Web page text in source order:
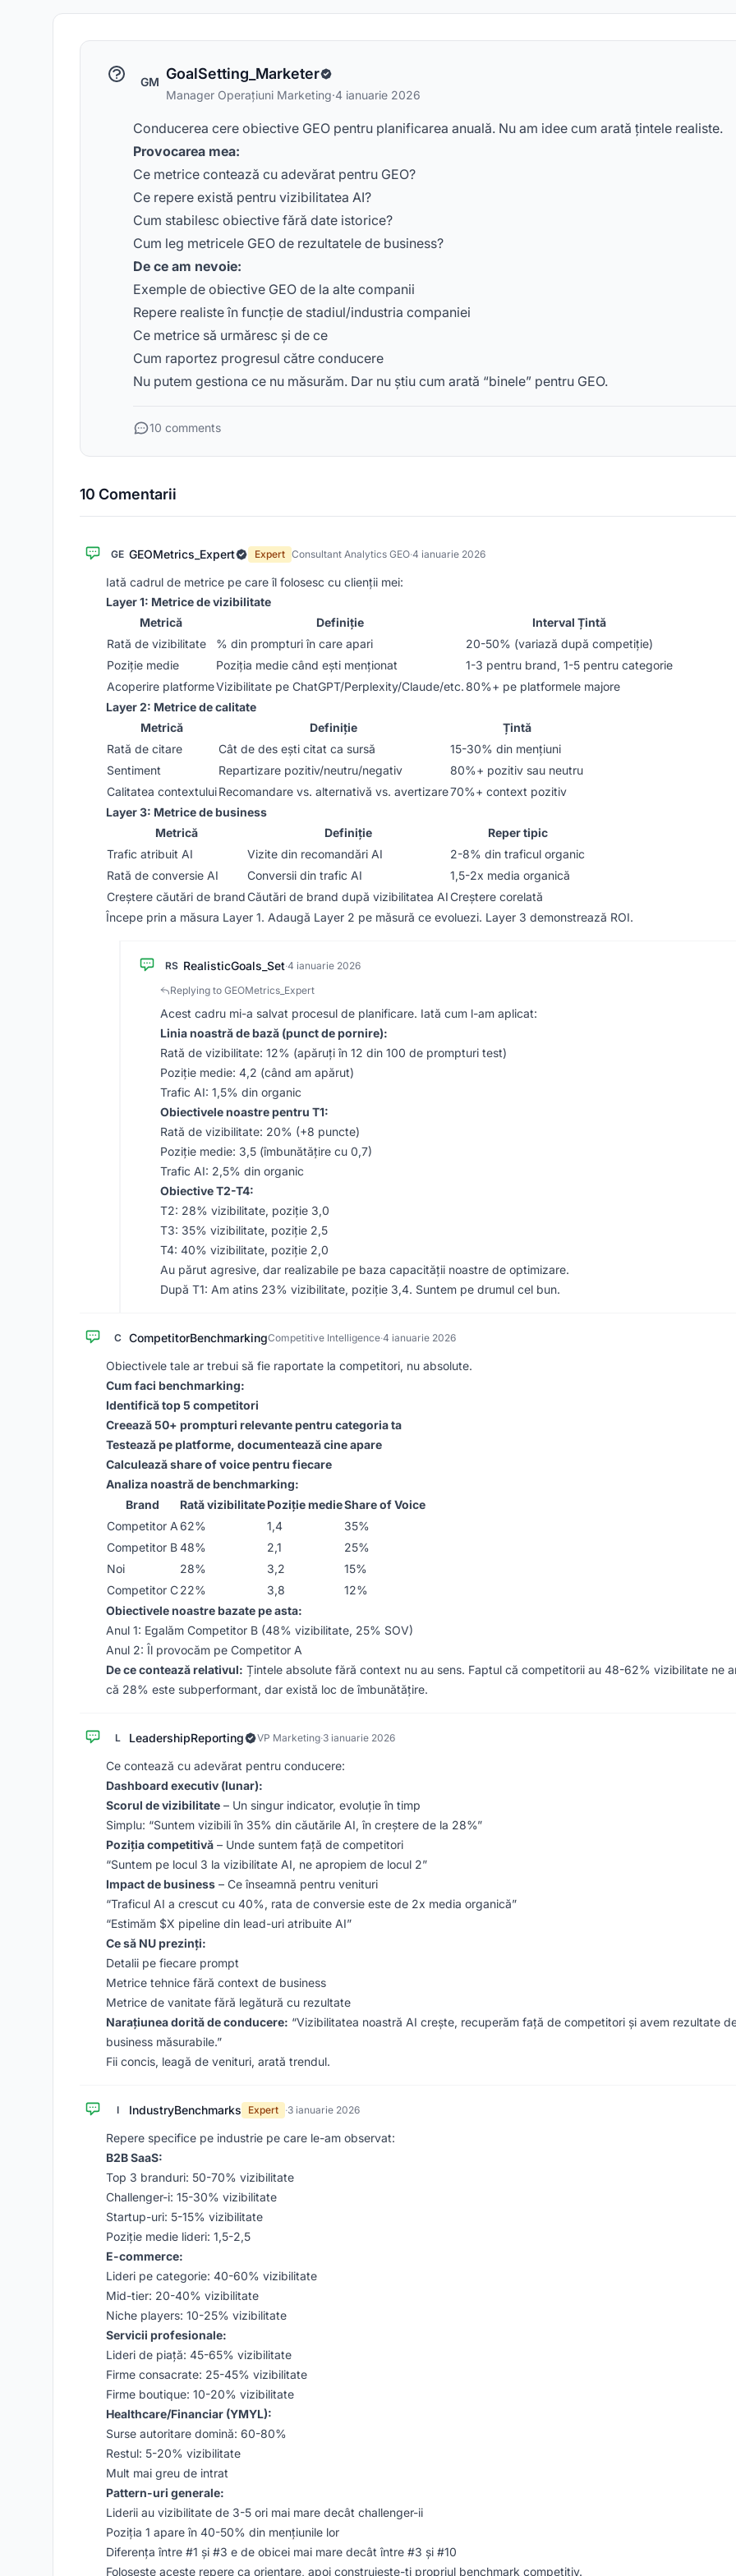
GM GoalSetting_Marketer
Manager Operațiuni Marketing·4 ianuarie 2026
Conducerea cere obiective GEO pentru planificarea anuală. Nu am idee cum arată țintele realiste.
Provocarea mea:
Ce metrice contează cu adevărat pentru GEO?
Ce repere există pentru vizibilitatea AI?
Cum stabilesc obiective fără date istorice?
Cum leg metricele GEO de rezultatele de business?
De ce am nevoie:
Exemple de obiective GEO de la alte companii
Repere realiste în funcție de stadiul/industria companiei
Ce metrice să urmăresc și de ce
Cum raportez progresul către conducere
Nu putem gestiona ce nu măsurăm. Dar nu știu cum arată “binele” pentru GEO.
10 comments
10 Comentarii
GE GEOMetrics_Expert Expert Consultant Analytics GEO·4 ianuarie 2026
Iată cadrul de metrice pe care îl folosesc cu clienții mei:
Layer 1: Metrice de vizibilitate
Metrică
Definiție
Interval Țintă
Rată de vizibilitate
% din prompturi în care apari
20-50% (variază după competiție)
Poziție medie
Poziția medie când ești menționat
1-3 pentru brand, 1-5 pentru categorie
Acoperire platformeVizibilitate pe ChatGPT/Perplexity/Claude/etc.80%+ pe platformele majore
Layer 2: Metrice de calitate
Metrică
Definiție
Țintă
Rată de citare
Cât de des ești citat ca sursă
15-30% din mențiuni
Sentiment
Repartizare pozitiv/neutru/negativ
80%+ pozitiv sau neutru
Calitatea contextuluiRecomandare vs. alternativă vs. avertizare70%+ context pozitiv
Layer 3: Metrice de business
Metrică
Definiție
Reper tipic
Trafic atribuit AI
Vizite din recomandări AI
2-8% din traficul organic
Rată de conversie AI
Conversii din trafic AI
1,5-2x media organică
Creștere căutări de brandCăutări de brand după vizibilitatea AICreștere corelată
Începe prin a măsura Layer 1. Adaugă Layer 2 pe măsură ce evoluezi. Layer 3 demonstrează ROI.
RS RealisticGoals_Set·4 ianuarie 2026
Replying to GEOMetrics_Expert
Acest cadru mi-a salvat procesul de planificare. Iată cum l-am aplicat:
Linia noastră de bază (punct de pornire):
Rată de vizibilitate: 12% (apăruți în 12 din 100 de prompturi test)
Poziție medie: 4,2 (când am apărut)
Trafic AI: 1,5% din organic
Obiectivele noastre pentru T1:
Rată de vizibilitate: 20% (+8 puncte)
Poziție medie: 3,5 (îmbunătățire cu 0,7)
Trafic AI: 2,5% din organic
Obiective T2-T4:
T2: 28% vizibilitate, poziție 3,0
T3: 35% vizibilitate, poziție 2,5
T4: 40% vizibilitate, poziție 2,0
Au părut agresive, dar realizabile pe baza capacității noastre de optimizare.
După T1: Am atins 23% vizibilitate, poziție 3,4. Suntem pe drumul cel bun.
C CompetitorBenchmarkingCompetitive Intelligence·4 ianuarie 2026
Obiectivele tale ar trebui să fie raportate la competitori, nu absolute.
Cum faci benchmarking:
Identifică top 5 competitori
Creează 50+ prompturi relevante pentru categoria ta
Testează pe platforme, documentează cine apare
Calculează share of voice pentru fiecare
Analiza noastră de benchmarking:
Brand
Rată vizibilitatePoziție medieShare of Voice
Competitor A62% 1,4
35%
Competitor B48% 2,1
25%
Noi
28% 3,2
15%
Competitor C22% 3,8
12%
Obiectivele noastre bazate pe asta:
Anul 1: Egalăm Competitor B (48% vizibilitate, 25% SOV)
Anul 2: Îl provocăm pe Competitor A
De ce contează relativul: Țintele absolute fără context nu au sens. Faptul că competitorii au 48-62% vizibilitate ne
că 28% este subperformant, dar există loc de îmbunătățire.
L LeadershipReporting VP Marketing·3 ianuarie 2026
Ce contează cu adevărat pentru conducere:
Dashboard executiv (lunar):
Scorul de vizibilitate – Un singur indicator, evoluție în timp
Simplu: “Suntem vizibili în 35% din căutările AI, în creștere de la 28%”
Poziția competitivă – Unde suntem față de competitori
“Suntem pe locul 3 la vizibilitate AI, ne apropiem de locul 2”
Impact de business – Ce înseamnă pentru venituri
“Traficul AI a crescut cu 40%, rata de conversie este de 2x media organică”
“Estimăm $X pipeline din lead-uri atribuite AI”
Ce să NU prezinți:
Detalii pe fiecare prompt
Metrice tehnice fără context de business
Metrice de vanitate fără legătură cu rezultate
Narațiunea dorită de conducere: “Vizibilitatea noastră AI crește, recuperăm față de competitori și avem rezultate
business măsurabile.”
Fii concis, leagă de venituri, arată trendul.
I IndustryBenchmarks Expert ·3 ianuarie 2026
Repere specifice pe industrie pe care le-am observat:
B2B SaaS:
Top 3 branduri: 50-70% vizibilitate
Challenger-i: 15-30% vizibilitate
Startup-uri: 5-15% vizibilitate
Poziție medie lideri: 1,5-2,5
E-commerce:
Lideri pe categorie: 40-60% vizibilitate
Mid-tier: 20-40% vizibilitate
Niche players: 10-25% vizibilitate
Servicii profesionale:
Lideri de piață: 45-65% vizibilitate
Firme consacrate: 25-45% vizibilitate
Firme boutique: 10-20% vizibilitate
Healthcare/Financiar (YMYL):
Surse autoritare domină: 60-80%
Restul: 5-20% vizibilitate
Mult mai greu de intrat
Pattern-uri generale:
Liderii au vizibilitate de 3-5 ori mai mare decât challenger-ii
Poziția 1 apare în 40-50% din mențiunile lor
Diferența între #1 și #3 e de obicei mai mare decât între #3 și #10
Folosește aceste repere ca orientare, apoi construiește-ți propriul benchmark competitiv.